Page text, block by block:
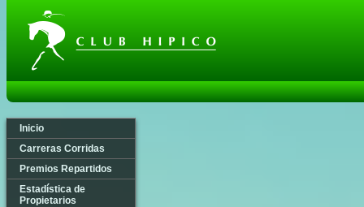
Inicio
Carreras Corridas
Premios Repartidos
Estadística de
Propietarios